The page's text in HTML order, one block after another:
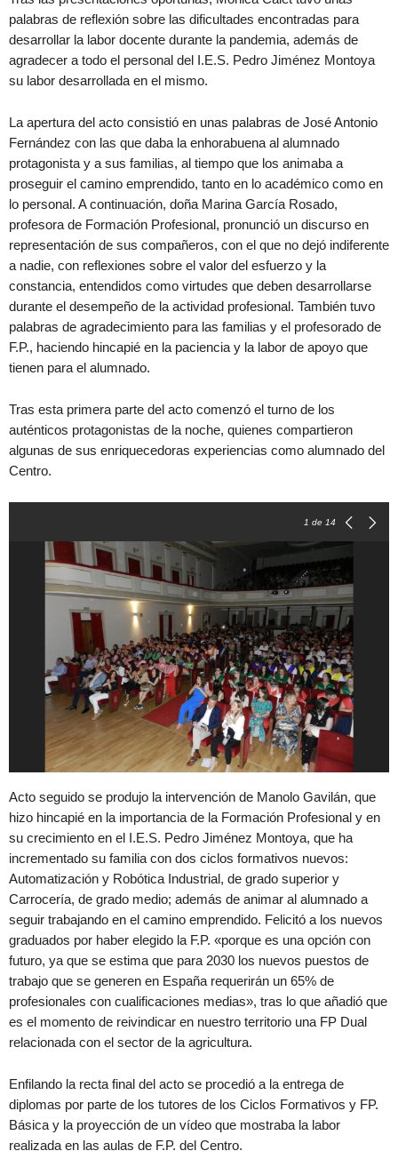
palabras de reflexión sobre las dificultades encontradas para
desarrollar la labor docente durante la pandemia, además de
agradecer a todo el personal del I.E.S. Pedro Jiménez Montoya
su labor desarrollada en el mismo.
La apertura del acto consistió en unas palabras de José Antonio
Fernández con las que daba la enhorabuena al alumnado
protagonista y a sus familias, al tiempo que los animaba a
proseguir el camino emprendido, tanto en lo académico como en
lo personal. A continuación, doña Marina García Rosado,
profesora de Formación Profesional, pronunció un discurso en
representación de sus compañeros, con el que no dejó indiferente
a nadie, con reflexiones sobre el valor del esfuerzo y la
constancia, entendidos como virtudes que deben desarrollarse
durante el desempeño de la actividad profesional. También tuvo
palabras de agradecimiento para las familias y el profesorado de
F.P., haciendo hincapié en la paciencia y la labor de apoyo que
tienen para el alumnado.
Tras esta primera parte del acto comenzó el turno de los
auténticos protagonistas de la noche, quienes compartieron
algunas de sus enriquecedoras experiencias como alumnado del
Centro.
1 de 14
Acto seguido se produjo la intervención de Manolo Gavilán, que
hizo hincapié en la importancia de la Formación Profesional y en
su crecimiento en el I.E.S. Pedro Jiménez Montoya, que ha
incrementado su familia con dos ciclos formativos nuevos:
Automatización y Robótica Industrial, de grado superior y
Carrocería, de grado medio; además de animar al alumnado a
seguir trabajando en el camino emprendido. Felicitó a los nuevos
graduados por haber elegido la F.P. «porque es una opción con
futuro, ya que se estima que para 2030 los nuevos puestos de
trabajo que se generen en España requerirán un 65% de
profesionales con cualificaciones medias», tras lo que añadió que
es el momento de reivindicar en nuestro territorio una FP Dual
relacionada con el sector de la agricultura.
Enfilando la recta final del acto se procedió a la entrega de
diplomas por parte de los tutores de los Ciclos Formativos y FP.
Básica y la proyección de un vídeo que mostraba la labor
realizada en las aulas de F.P. del Centro.